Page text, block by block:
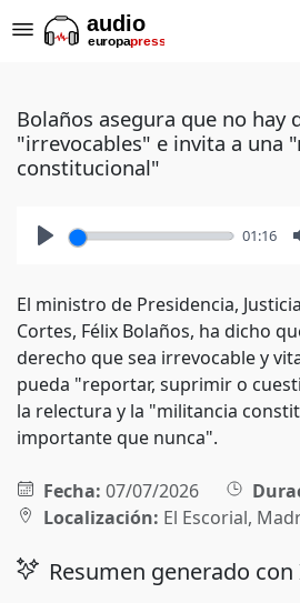
Bolaños asegura que no hay
"irrevocables" e invita a una
constitucional"
01:16
El ministro de Presidencia,
Cortes, Félix Bolaños, ha dicho
derecho que sea irrevocable y
pueda "reportar, suprimir o
la relectura y la "militancia
importante que nunca".
Fecha: 07/07/2026
Localización: El Escorial,
Resumen generado con